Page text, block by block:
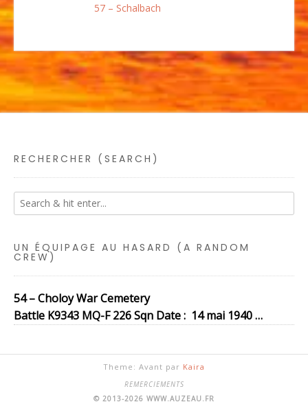
57 – Schalbach
RECHERCHER (SEARCH)
UN ÉQUIPAGE AU HASARD (A RANDOM
CREW)
54 – Choloy War Cemetery
Battle K9343 MQ-F 226 Sqn Date : 14 mai 1940 …
Theme: Avant par Kaira
REMERCIEMENTS
© 2013-2026 WWW.AUZEAU.FR